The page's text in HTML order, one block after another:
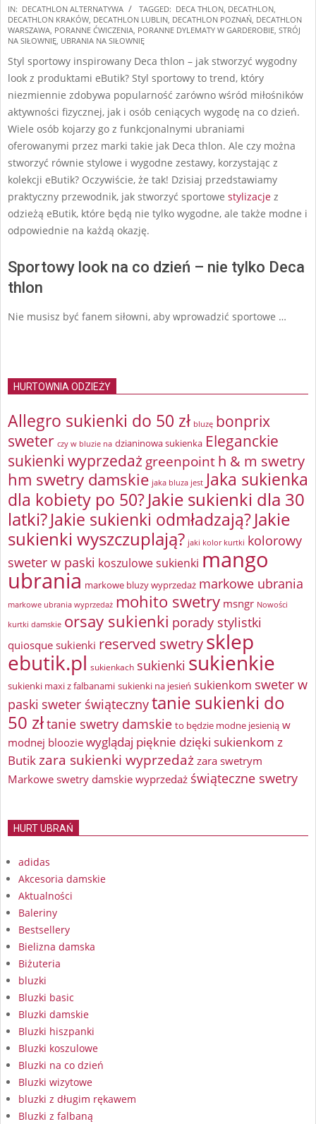
2025-
01-
14
IN: DECATHLON ALTERNATYWA TAGGED: DECA THLON, DECATHLON,
DECATHLON KRAKÓW, DECATHLON LUBLIN, DECATHLON POZNAŃ, DECATHLON
WARSZAWA, PORANNE ĆWICZENIA, PORANNE DYLEMATY W GARDEROBIE, STRÓJ
NA SIŁOWNIĘ, UBRANIA NA SIŁOWNIĘ
Styl sportowy inspirowany Deca thlon – jak stworzyć wygodny
look z produktami eButik? Styl sportowy to trend, który
niezmiennie zdobywa popularność zarówno wśród miłośników
aktywności fizycznej, jak i osób ceniących wygodę na co dzień.
Wiele osób kojarzy go z funkcjonalnymi ubraniami
oferowanymi przez marki takie jak Deca thlon. Ale czy można
stworzyć równie stylowe i wygodne zestawy, korzystając z
kolekcji eButik? Oczywiście, że tak! Dzisiaj przedstawiamy
praktyczny przewodnik, jak stworzyć sportowe stylizacje z
odzieżą eButik, które będą nie tylko wygodne, ale także modne i
odpowiednie na każdą okazję.
Sportowy look na co dzień – nie tylko Deca
thlon
Nie musisz być fanem siłowni, aby wprowadzić sportowe …
HURTOWNIA ODZIEŻY
Allegro sukienki do 50 zł bluzę bonprix
sweter czy w bluzie na dzianinowa sukienka Eleganckie
sukienki wyprzedaż greenpointh & m swetry
hm swetry damskie jaka bluza jest Jaka sukienka
dla kobiety po 50?Jakie sukienki dla 30
latki?Jakie sukienki odmładzają?Jakie
sukienki wyszczuplają? jaki kolor kurtki kolorowy
sweter w paski koszulowe sukienki mango
ubrania markowe bluzy wyprzedaż markowe ubrania
markowe ubrania wyprzedaż mohito swetry msngr Nowości
kurtki damskie orsay sukienki porady stylistki
quiosque sukienki reserved swetrysklep
ebutik.pl sukienkach sukienki sukienkie
sukienki maxi z falbanami sukienki na jesień sukienkom sweter w
paski sweter świątecznytanie sukienki do
50 złtanie swetry damskie to będzie modne jesienią w
modnej bloozie wyglądaj pięknie dzięki sukienkom z
Butikzara sukienki wyprzedażzara swetrym
Markowe swetry damskie wyprzedaż świąteczne swetry
HURT UBRAŃ
adidas
Akcesoria damskie
Aktualności
Baleriny
Bestsellery
Bielizna damska
Biżuteria
bluzki
Bluzki basic
Bluzki damskie
Bluzki hiszpanki
Bluzki koszulowe
Bluzki na co dzień
Bluzki wizytowe
bluzki z długim rękawem
Bluzki z falbaną